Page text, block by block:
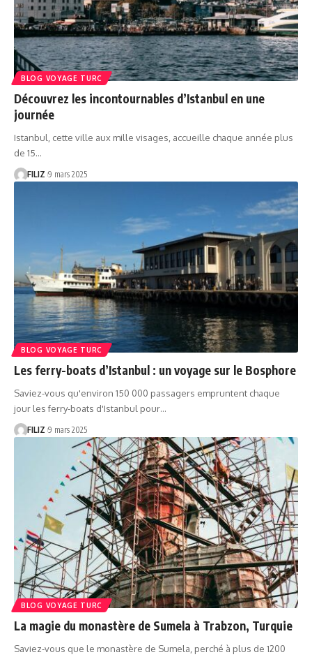
BLOG VOYAGE TURC
Découvrez les incontournables d’Istanbul en une
journée
Istanbul, cette ville aux mille visages, accueille chaque année plus
de 15…
FILIZ 9 mars 2025
BLOG VOYAGE TURC
Les ferry-boats d’Istanbul : un voyage sur le Bosphore
Saviez-vous qu'environ 150 000 passagers empruntent chaque
jour les ferry-boats d'Istanbul pour…
FILIZ 9 mars 2025
BLOG VOYAGE TURC
La magie du monastère de Sumela à Trabzon, Turquie
Saviez-vous que le monastère de Sumela, perché à plus de 1200